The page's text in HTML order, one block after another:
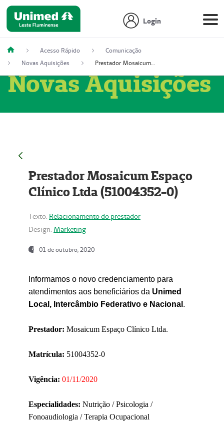
Login
Acesso Rápido
Comunicação
Novas Aquisições
Prestador Mosaicum Espaço Clínico Ltda (51004352-0)
Novas Aquisições
Prestador Mosaicum Espaço
Clínico Ltda (51004352-0)
Texto: Relacionamento do prestador
Design: Marketing
01 de outubro, 2020
Informamos o novo credenciamento para
atendimentos aos beneficiários da Unimed
Local, Intercâmbio Federativo e Nacional .
Prestador: Mosaicum Espaço Clínico Ltda.
Matrícula: 51004352-0
Vigência: 01/11/2020
Especialidades: Nutrição / Psicologia /
Fonoaudiologia / Terapia Ocupacional